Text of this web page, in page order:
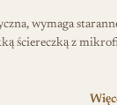
wymaga
ściereczką z